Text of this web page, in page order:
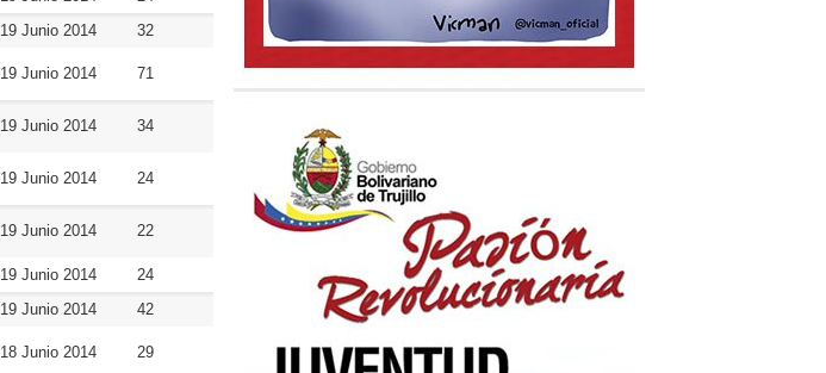
19 Junio 2014
32
19 Junio 2014 71
19 Junio 2014 34
19 Junio 2014 24
19 Junio 2014 22
19 Junio 2014
24
19 Junio 2014
42
18 Junio 2014 29